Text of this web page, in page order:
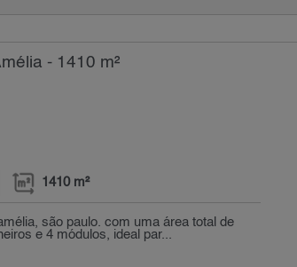
- 1410 m²
1410 m²
são paulo. com uma área total de
e 4 módulos, ideal par...